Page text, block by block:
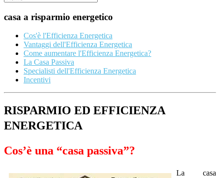
casa a risparmio energetico
Cos'è l'Efficienza Energetica
Vantaggi dell'Efficienza Energetica
Come aumentare l'Efficienza Energetica?
La Casa Passiva
Specialisti dell'Efficienza Energetica
Incentivi
RISPARMIO ED EFFICIENZA
ENERGETICA
Cos’è una “casa passiva”?
La casa